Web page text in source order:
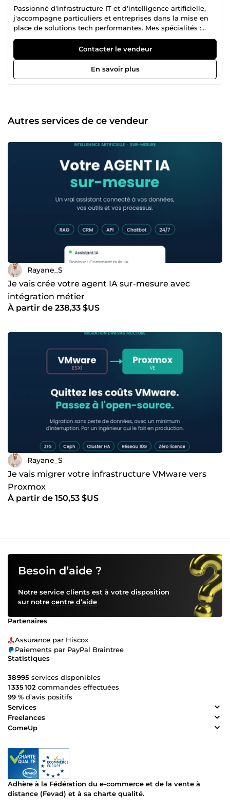
Passionné d'infrastructure IT et d'intelligence artificielle,
j'accompagne particuliers et entreprises dans la mise en
place de solutions tech performantes. Mes spécialités :
Installation et configuration d'assistants IA locaux (Ollama,
Open WebUI, LLaMA, Mistral) Migration d'infrastructures
VMware vers Proxmox Sécurisation et hardening de
serveurs Dépannage et optimisation informatique 5 ans
d'expérience terrain. Master 2 Cybersécurité &amp; Cloud
Contacter le vendeur
En savoir plus
Autres services de ce vendeur
Rayane_S
Je vais crée votre agent IA sur-mesure avec
intégration métier
À partir de 238,33 $US
Rayane_S
Je vais migrer votre infrastructure VMware vers
Proxmox
À partir de 150,53 $US
Besoin d’aide ?
Notre service clients est à votre disposition
sur notre centre d’aide
Partenaires
Assurance par Hiscox
Paiements par PayPal Braintree
Statistiques
38 995 services disponibles
1 335 102 commandes effectuées
99 % d’avis positifs
Services
Freelances
ComeUp
Adhère à la Fédération du e-commerce et de la vente à
distance (Fevad) et à sa charte qualité.